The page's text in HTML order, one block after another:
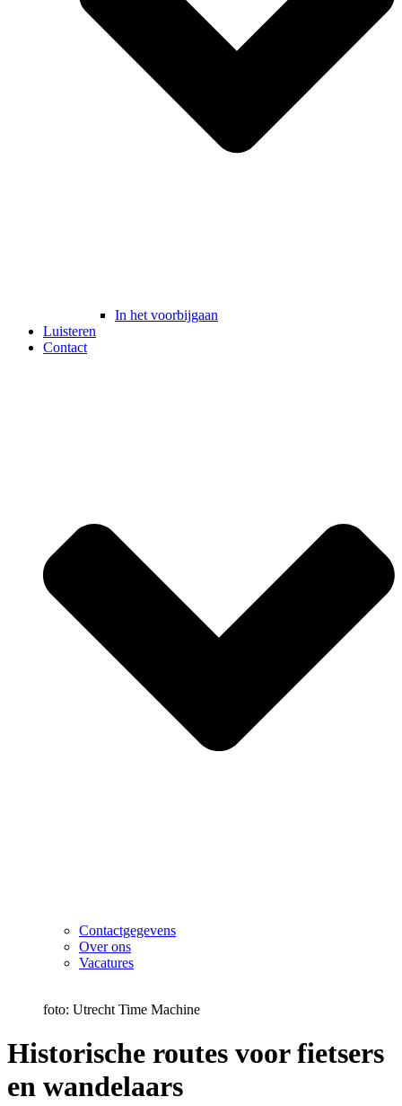
In het voorbijgaan
Luisteren
Contact
Contactgegevens
Over ons
Vacatures
foto: Utrecht Time Machine
Historische routes voor fietsers
en wandelaars